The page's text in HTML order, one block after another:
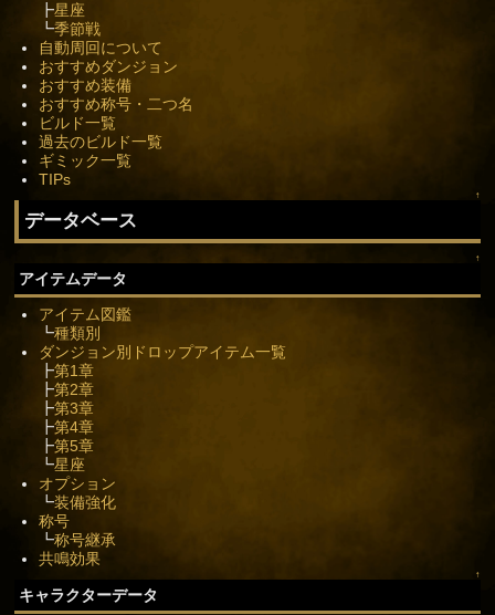
┣星座
┗季節戦
自動周回について
おすすめダンジョン
おすすめ装備
おすすめ称号・二つ名
ビルド一覧
過去のビルド一覧
ギミック一覧
TIPs
↑
データベース
↑
アイテムデータ
アイテム図鑑
┗種類別
ダンジョン別ドロップアイテム一覧
┣第1章
┣第2章
┣第3章
┣第4章
┣第5章
┗星座
オプション
┗装備強化
称号
┗称号継承
共鳴効果
↑
キャラクターデータ